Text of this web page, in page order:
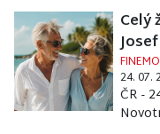
Celý
24. 07.
ČR -